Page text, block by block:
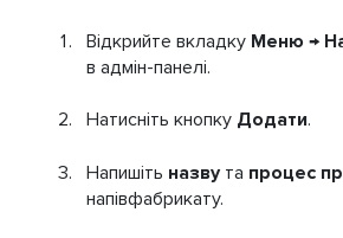
Відкрийте вкладку Меню →
в адмін-панелі.
Натисніть кнопку Додати.
Напишіть назвута процес
напівфабрикату.